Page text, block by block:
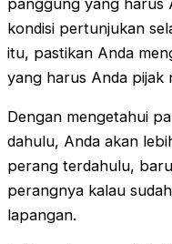
kondisi pertunjukan
itu, pastikan Anda
yang harus Anda pijak
Dengan mengetahui
dahulu, Anda akan
perang terdahulu,
perangnya kalau
lapangan.